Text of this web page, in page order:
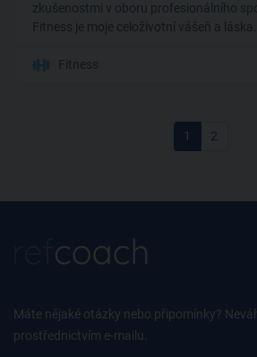
zkušenostmi v oboru profesionálního
Fitness je moje celoživotní vášeň a láska.
Fitness
1 2
Máte nějaké otázky nebo připomínky?
prostřednictvím e-mailu.